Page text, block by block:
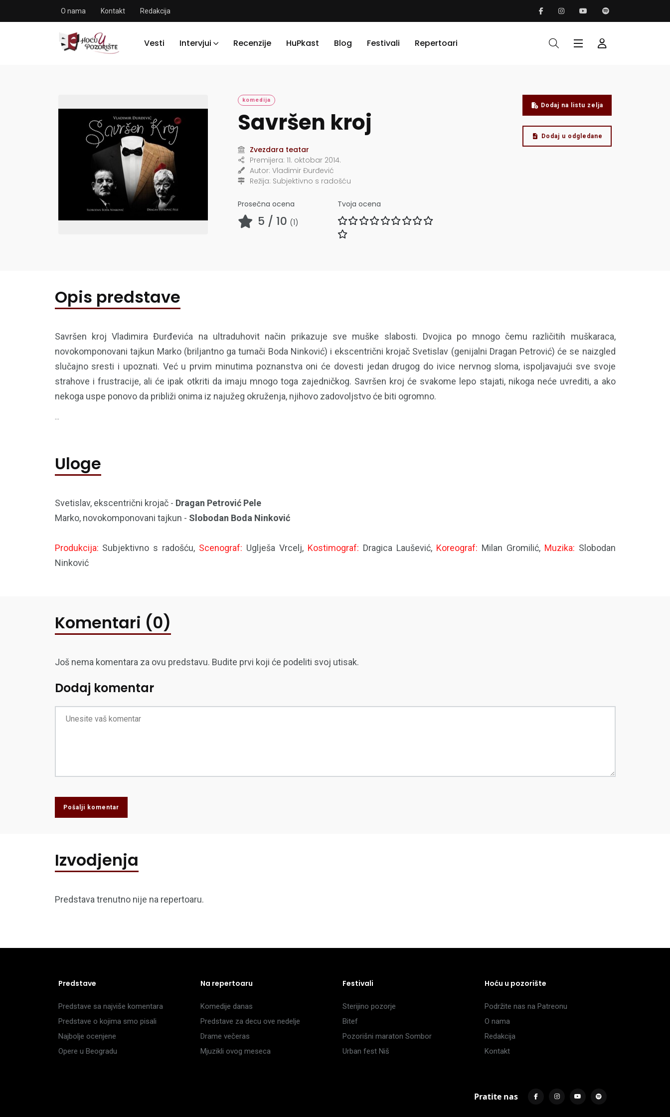
O nama Kontakt Redakcija
Vesti Intervjui Recenzije HuPkast Blog Festivali Repertoari
komedija
Savršen kroj
Zvezdara teatar
Premijera: 11. oktobar 2014.
Autor: Vladimir Đurđević
Režija: Subjektivno s radošću
Prosečna ocena
5 / 10 (1)
Tvoja ocena
Dodaj na listu zelja
Dodaj u odgledane
Opis predstave
Savršen kroj Vladimira Đurđevića na ultraduhovit način prikazuje sve muške slabosti. Dvojica po mnogo čemu različitih muškaraca,
novokomponovani tajkun Marko (briljantno ga tumači Boda Ninković) i ekscentrični krojač Svetislav (genijalni Dragan Petrović) će se naizgled
slučajno sresti i upoznati. Već u prvim minutima poznanstva oni će dovesti jedan drugog do ivice nervnog sloma, ispoljavajući sve svoje
strahove i frustracije, ali će ipak otkriti da imaju mnogo toga zajedničkog. Savršen kroj će svakome lepo stajati, nikoga neće uvrediti, a ako
nekoga uspe ponovo da približi onima iz najužeg okruženja, njihovo zadovoljstvo će biti ogromno.
...
Uloge
Svetislav, ekscentrični krojač - Dragan Petrović Pele
Marko, novokomponovani tajkun - Slobodan Boda Ninković
Produkcija: Subjektivno s radošću, Scenograf: Uglješa Vrcelj, Kostimograf: Dragica Laušević, Koreograf: Milan Gromilić, Muzika: Slobodan
Ninković
Komentari (0)
Još nema komentara za ovu predstavu. Budite prvi koji će podeliti svoj utisak.
Dodaj komentar
Pošalji komentar
Izvodjenja
Predstava trenutno nije na repertoaru.
Predstave
Predstave sa najviše komentara
Predstave o kojima smo pisali
Najbolje ocenjene
Opere u Beogradu
Na repertoaru
Komedije danas
Predstave za decu ove nedelje
Drame večeras
Mjuzikli ovog meseca
Festivali
Sterijino pozorje
Bitef
Pozorišni maraton Sombor
Urban fest Niš
Hoću u pozorište
Podržite nas na Patreonu
O nama
Redakcija
Kontakt
Pratite nas